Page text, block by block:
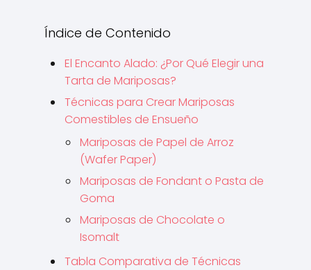
Índice de Contenido
El Encanto Alado: ¿Por Qué Elegir una
Tarta de Mariposas?
Técnicas para Crear Mariposas
Comestibles de Ensueño
Mariposas de Papel de Arroz
(Wafer Paper)
Mariposas de Fondant o Pasta de
Goma
Mariposas de Chocolate o
Isomalt
Tabla Comparativa de Técnicas